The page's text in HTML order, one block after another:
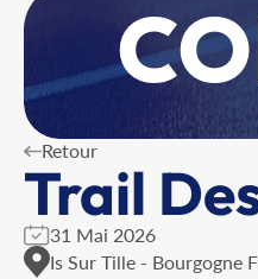
Retour
Trail
31 Mai 2026
Is Sur Tille - Bourgogne